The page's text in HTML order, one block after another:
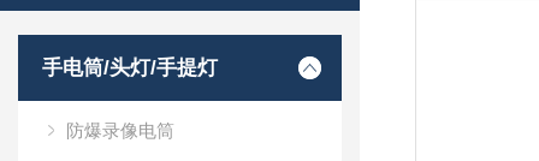
手电筒/头灯/手提灯
防爆录像电筒